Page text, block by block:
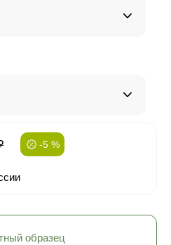
-5 %
образец